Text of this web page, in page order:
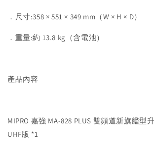
．尺寸:358 × 551 × 349 mm（W × H × D）
．重量:約 13.8 kg（含電池）
產品內容
MIPRO 嘉強 MA-828 PLUS 雙頻道新旗艦型
UHF版 *1